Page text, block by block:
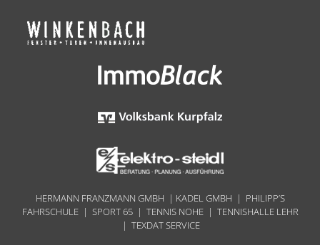
HERMANN FRANZMANN GMBH | KADEL GMBH | PHILIPP’S
FAHRSCHULE | SPORT 65 | TENNIS NOHE | TENNISHALLE LEHR
| TEXDAT SERVICE